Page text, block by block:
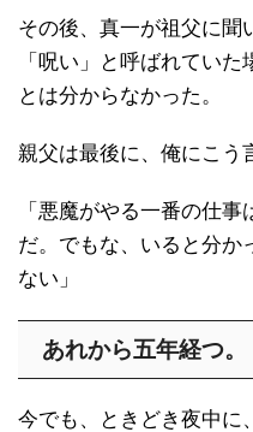
その後、真一が祖父に聞
「呪い」と呼ばれてい
とは分からなかった。
親父は最後に、俺にこう
「悪魔がやる一番の仕
だ。でもな、いると分か
ない」
あれから五年経つ。
今でも、ときどき夜中に